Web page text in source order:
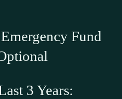
Fund
3 Years: